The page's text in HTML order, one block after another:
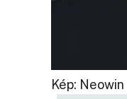
Kép: Neowin